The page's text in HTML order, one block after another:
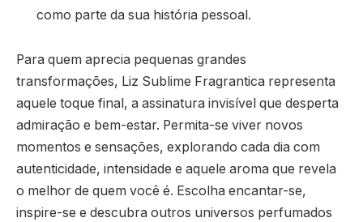
como parte da sua história pessoal.
Para quem aprecia pequenas grandes
transformações, Liz Sublime Fragrantica representa
aquele toque final, a assinatura invisível que desperta
admiração e bem-estar. Permita-se viver novos
momentos e sensações, explorando cada dia com
autenticidade, intensidade e aquele aroma que revela
o melhor de quem você é. Escolha encantar-se,
inspire-se e descubra outros universos perfumados